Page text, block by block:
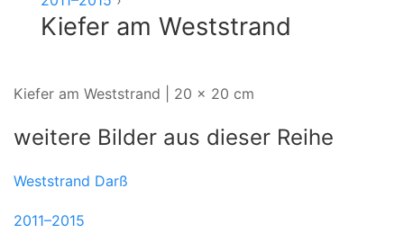
Kiefer am Weststrand
Kiefer am Weststrand | 20 x 20 cm
weitere Bilder aus dieser Reihe
Weststrand Darß
2011–2015